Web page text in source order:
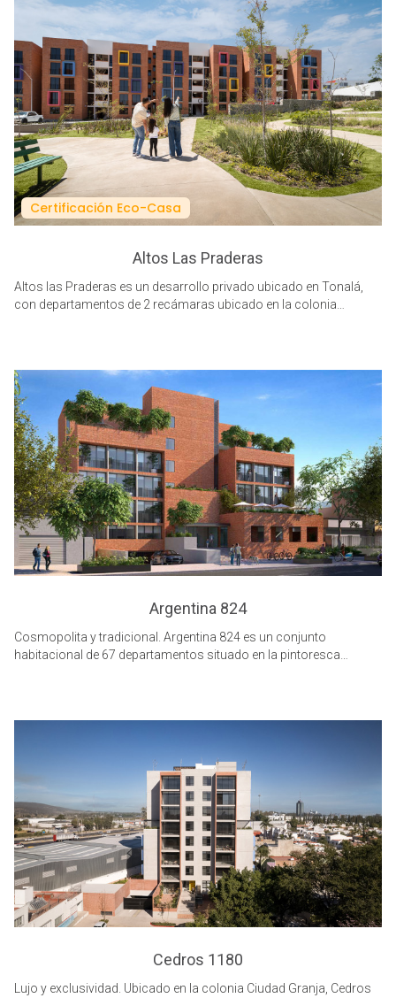
Certificación Eco-Casa
Altos Las Praderas
Altos las Praderas es un desarrollo privado ubicado en Tonalá,
con departamentos de 2 recámaras ubicado en la colonia
Ecotecnologías,y certificación eco casa. Cuenta con áreas
comunes como parque central, terraza para eventos y zona de
juegos infantiles etc.
Argentina 824
Cosmopolita y tradicional. Argentina 824 es un conjunto
habitacional de 67 departamentos situado en la pintoresca
Cedros 1180
Lujo y exclusividad. Ubicado en la colonia Ciudad Granja, Cedros